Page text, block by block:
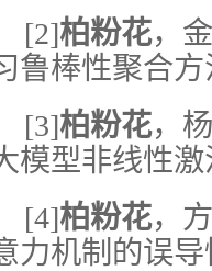
[2]柏粉花，
鲁棒性聚合方
[3]柏粉花，
模型非线性激
[4]柏粉花，
力机制的误导